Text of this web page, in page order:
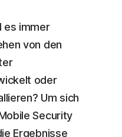
es immer
von den
oder
Um sich
Security
Ergebnisse